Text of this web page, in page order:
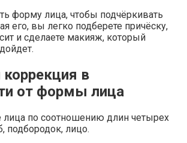
форму лица, чтобы подчёркивать
его, вы легко подберете причёску,
и сделаете макияж, который
в
от формы лица
лица по соотношению длин четырех
подбородок, лицо.